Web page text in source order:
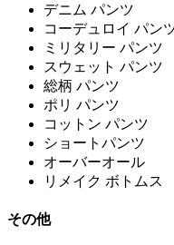
デニム パンツ
コーデュロイ パン
ミリタリー パンツ
スウェット パンツ
総柄 パンツ
ポリ パンツ
コットン パンツ
ショートパンツ
オーバーオール
リメイク ボトムス
その他